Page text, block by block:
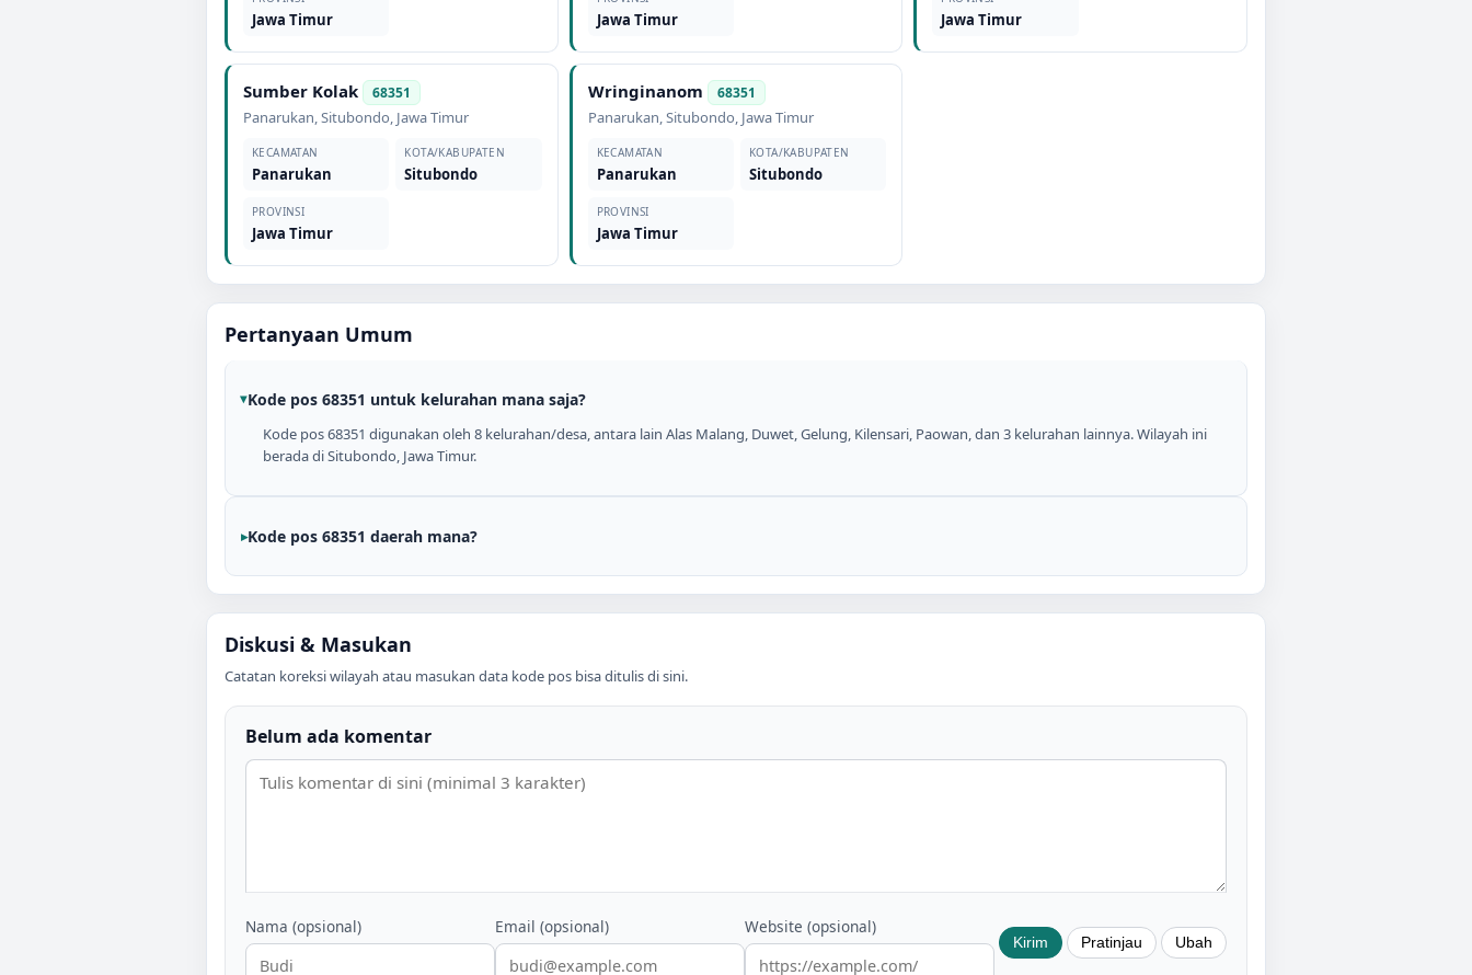
Jawa Timur Jawa Timur Jawa Timur
Sumber Kolak 68351
Panarukan,Situbondo, Jawa Timur
KECAMATAN
Panarukan
KOTA/KABUPATEN
Situbondo
PROVINSI
Jawa Timur
Wringinanom 68351
Panarukan,Situbondo, Jawa Timur
KECAMATAN
Panarukan
KOTA/KABUPATEN
Situbondo
PROVINSI
Jawa Timur
Pertanyaan Umum
Kode pos 68351 untuk kelurahan mana saja?
Kode pos 68351 digunakan oleh 8 kelurahan/desa, antara lain Alas Malang, Duwet, Gelung, Kilensari, Paowan, dan 3 kelurahan lainnya. Wilayah ini
berada di Situbondo, Jawa Timur.
Kode pos 68351 daerah mana?
Diskusi & Masukan
Catatan koreksi wilayah atau masukan data kode pos bisa ditulis di sini.
Belum ada komentar
Nama (opsional) Email (opsional) Website (opsional)